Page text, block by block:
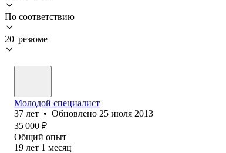
По соответствию
20 резюме
Молодой специалист
37 лет • Обновлено 25 июля 2013
35 000 ₽
Общий опыт
19 лет 1 месяц